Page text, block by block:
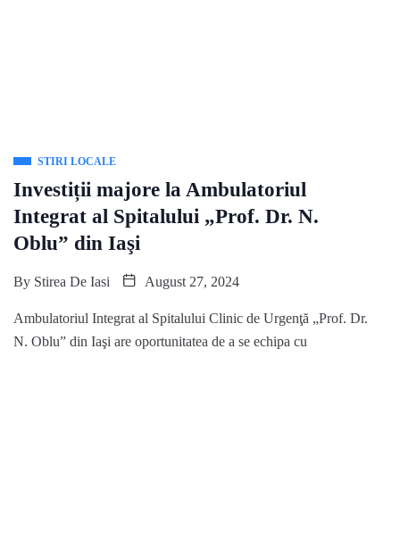
STIRI LOCALE
Investiții majore la Ambulatoriul
Integrat al Spitalului „Prof. Dr. N.
Oblu” din Iaşi
By Stirea De Iasi August 27, 2024
Ambulatoriul Integrat al Spitalului Clinic de Urgenţă „Prof. Dr.
N. Oblu” din Iaşi are oportunitatea de a se echipa cu